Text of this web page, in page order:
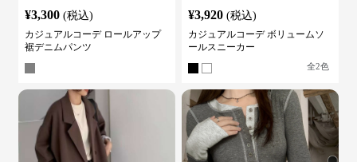
¥3,300 (税込)
カジュアルコーデ ロールアップ
裾デニムパンツ
¥3,920 (税込)
カジュアルコーデ ボリュームソ
ールスニーカー
全2色